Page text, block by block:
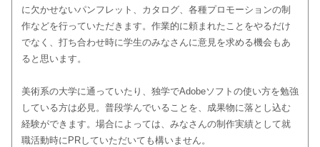
に欠かせないパンフレット、カタログ、各種プロモーションの制
作などを行っていただきます。作業的に頼まれたことをやるだけ
でなく、打ち合わせ時に学生のみなさんに意見を求める機会もあ
ると思います。
美術系の大学に通っていたり、独学でAdobeソフトの使い方を勉強
している方は必見。普段学んでいることを、成果物に落とし込む
経験ができます。場合によっては、みなさんの制作実績として就
職活動時にPRしていただいても構いません。